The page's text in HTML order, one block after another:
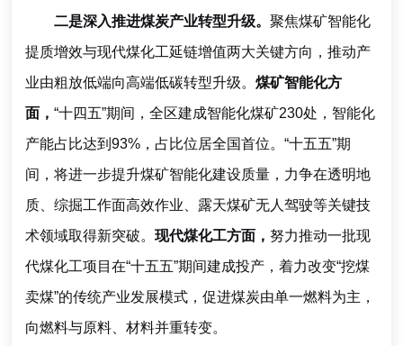
二是深入推进煤炭产业转型升级。聚焦煤矿智能化
提质增效与现代煤化工延链增值两大关键方向，推动产
业由粗放低端向高端低碳转型升级。煤矿智能化方
面，“十四五”期间，全区建成智能化煤矿230处，智能化
产能占比达到93%，占比位居全国首位。“十五五”期
间，将进一步提升煤矿智能化建设质量，力争在透明地
质、综掘工作面高效作业、露天煤矿无人驾驶等关键技
术领域取得新突破。现代煤化工方面，努力推动一批现
代煤化工项目在“十五五”期间建成投产，着力改变“挖煤
卖煤”的传统产业发展模式，促进煤炭由单一燃料为主，
向燃料与原料、材料并重转变。